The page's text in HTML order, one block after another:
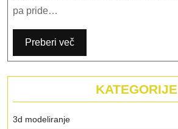
pa pride…
Preberi več
KATEGORIJE
3d modeliranje